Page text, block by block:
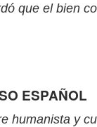
que el bien
ESPAÑOL
humanista y